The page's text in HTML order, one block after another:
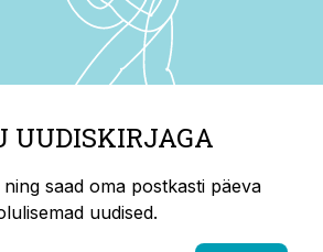
UUDISKIRJAGA
saad oma postkasti päeva
uudised.